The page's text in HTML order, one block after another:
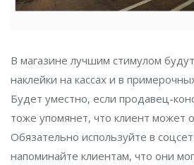
В магазине лучшим стимулом
наклейки на кассах и в
Будет уместно, если продавец-
тоже упомянет, что клиент может
Обязательно используйте в
напоминайте клиентам, что они